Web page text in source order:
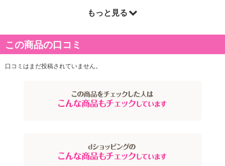
・賞味期限：製造日より90日
・原産国（最終加工地）：日本
・アレルギー表示：牛肉
もっと見る
この商品の口コミ
口コミはまだ投稿されていません。